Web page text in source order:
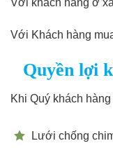
Với khách hàng ở
Với Khách hàng
Quyền lợi
Khi Quý khách
Lưới chống